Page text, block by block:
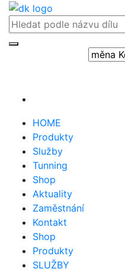
HOME
Produkty
Služby
Tunning
Shop
Aktuality
Zaměstnání
Kontakt
Shop
Produkty
SLUŽBY